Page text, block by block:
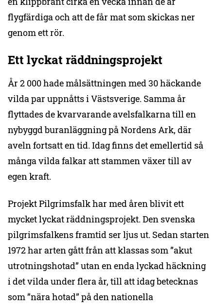
flygfärdiga och att de får mat som skickas ner
genom ett rör.
Ett lyckat räddningsprojekt
År 2 000 hade målsättningen med 30 häckande
vilda par uppnåtts i Västsverige. Samma år
flyttades de kvarvarande avelsfalkarna till en
nybyggd buranläggning på Nordens Ark, där
aveln fortsatt en tid. Idag finns det emellertid så
många vilda falkar att stammen växer till av
egen kraft.
Projekt Pilgrimsfalk har med åren blivit ett
mycket lyckat räddningsprojekt. Den svenska
pilgrimsfalkens framtid ser ljus ut. Sedan starten
1972 har arten gått från att klassas som ”akut
utrotningshotad” utan en enda lyckad häckning
i det vilda under flera år, till att idag betecknas
som ”nära hotad” på den nationella